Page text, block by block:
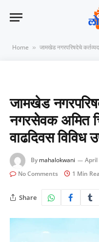
Home » जामखेड नगरपरिषदेचे कर्तव्यदक्ष
जामखेड
नगरसेवक अमित
वाढदिवस विविध
By mahalokwani April
No Comments
1 Min
Share